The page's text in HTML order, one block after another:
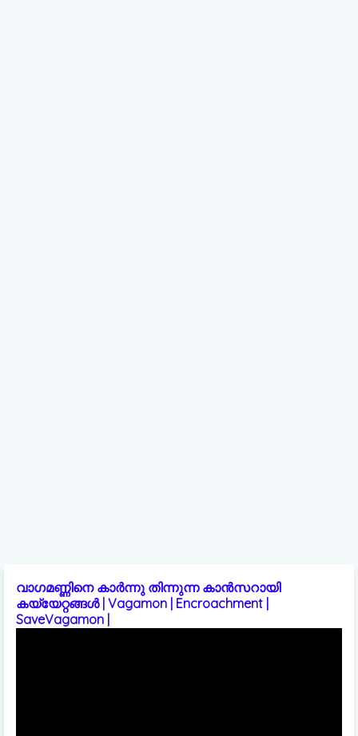
വാഗമണ്ണിനെ കാർന്നു തിന്നുന്ന കാൻസറായി
കയ്യേറ്റങ്ങൾ | Vagamon | Encroachment |
SaveVagamon |